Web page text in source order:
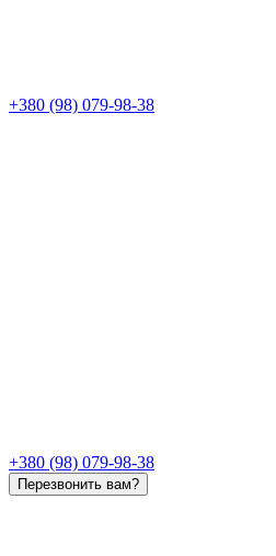
+380 (98) 079-98-38
+380 (98) 079-98-38
Перезвонить вам?